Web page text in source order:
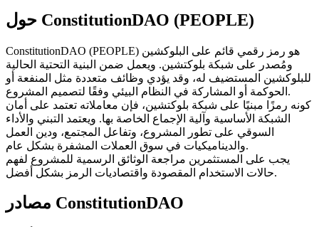
نسخ التداول
استمتع بتقاسم الأرباح وعمولات نسخ التداول
حول ConstitutionDAO (PEOPLE)
ConstitutionDAO (PEOPLE) هو رمز رقمي قائم على البلوكشين
ومُصدر على شبكة بلوكتشين. ويعمل ضمن البنية التحتية الحالية
للبلوكشين المستضيف له، وقد يؤدي وظائف متعددة مثل المنفعة أو
الحوكمة أو المشاركة في النظام البيئي وفقًا لتصميم المشروع.
كونه رمزًا مبنيًا على شبكة بلوكتشين، فإن معاملاته تعتمد على أمان
الشبكة الأساسية وآلية الإجماع الخاصة بها. ويعتمد التبني والأداء
السوقي على تطور المشروع، وتفاعل المجتمع، ودين العمل
والديناميكيات في سوق العملات المشفرة بشكل عام.
يجب على المستثمرين مراجعة الوثائق الرسمية للمشروع لفهم
حالات الاستخدام المقصودة واقتصاديات الرمز بشكل أفضل.
مصادر ConstitutionDAO